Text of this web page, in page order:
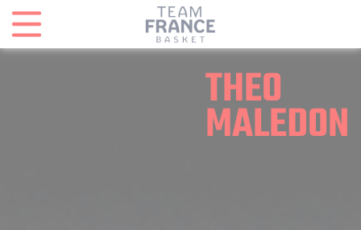
THEO
MALEDON
Panneau de gestion des cookies